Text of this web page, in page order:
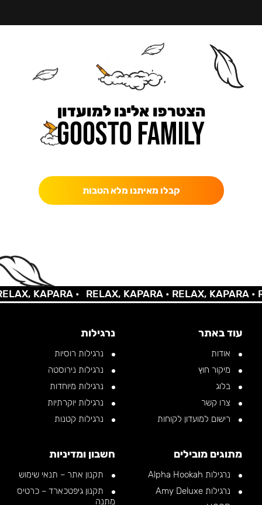
הצטרפו אלינו למועדון
קבלו מאיתנו מלא הטבות
KAPARA • RELAX, KAPARA •RELAX, KAPARA •
עוד באתר
אודות
מיקור חוץ
בלוג
צרו קשר
רישום למועדון לקוחות
נרגילות
נרגילות רוסיות
נרגילות נירוסטה
נרגילות מיוחדות
נרגילות יוקרתיות
נרגילות קטנות
מתוגים מובילים
נרגילות Alpha Hookah
נרגילות Amy Deluxe
חשבון ומדיניות
תקנון אתר – תנאי שימוש
תקנון גיפטכארד – כרטיס
מתנה